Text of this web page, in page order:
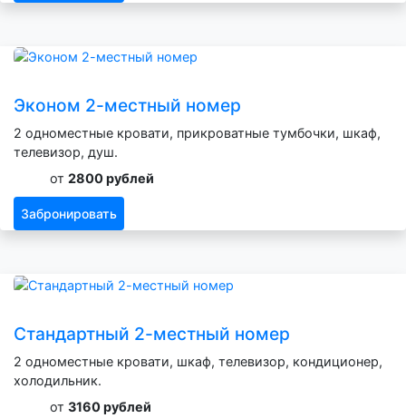
Эконом 2-местный номер
2 одноместные кровати, прикроватные тумбочки, шкаф,
телевизор, душ.
от 2800 рублей
Забронировать
Стандартный 2-местный номер
2 одноместные кровати, шкаф, телевизор, кондиционер,
холодильник.
от 3160 рублей